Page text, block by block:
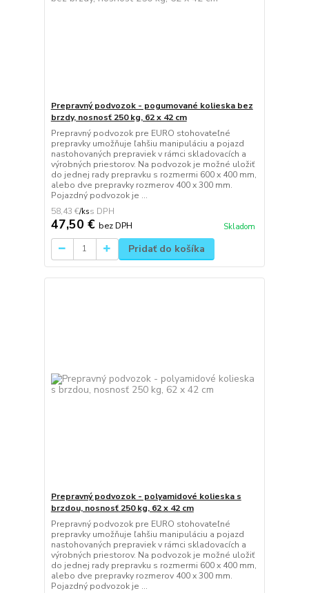
Prepravný podvozok - pogumované kolieska bez
brzdy, nosnosť 250 kg, 62 x 42 cm
Prepravný podvozok pre EURO stohovateľné
prepravky umožňuje ľahšiu manipuláciu a pojazd
nastohovaných prepraviek v rámci skladovacích a
výrobných priestorov. Na podvozok je možné uložiť
do jednej rady prepravku s rozmermi 600 x 400 mm,
alebo dve prepravky rozmerov 400 x 300 mm.
Pojazdný podvozok je ...
58,43 €/ks
47,50 € bez DPH Skladom
Pridať do košíka
Prepravný podvozok - polyamidové kolieska s
brzdou, nosnosť 250 kg, 62 x 42 cm
Prepravný podvozok pre EURO stohovateľné
prepravky umožňuje ľahšiu manipuláciu a pojazd
nastohovaných prepraviek v rámci skladovacích a
výrobných priestorov. Na podvozok je možné uložiť
do jednej rady prepravku s rozmermi 600 x 400 mm,
alebo dve prepravky rozmerov 400 x 300 mm.
Pojazdný podvozok je ...